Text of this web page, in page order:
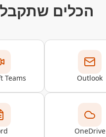
הכלים
Outlook
Teams
OneDrive